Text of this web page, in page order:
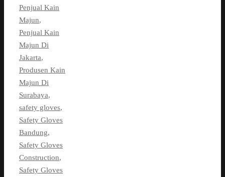
Penjual Kain
Majun,
Penjual Kain
Majun Di
Jakarta,
Produsen Kain
Majun Di
Surabaya,
safety gloves,
Safety Gloves
Bandung,
Safety Gloves
Construction,
Safety Gloves